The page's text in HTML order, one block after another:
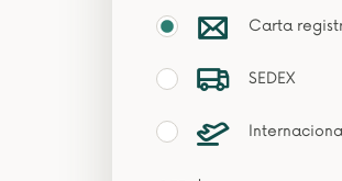
Carta
SEDEX